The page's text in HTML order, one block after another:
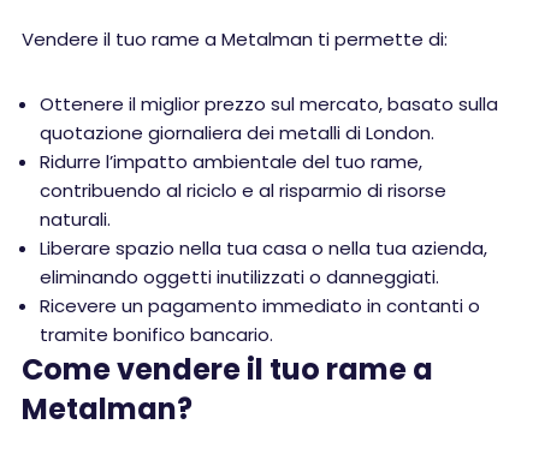
Vendere il tuo rame a Metalman ti permette di:
Ottenere il miglior prezzo sul mercato, basato sulla
quotazione giornaliera dei metalli di London.
Ridurre l’impatto ambientale del tuo rame,
contribuendo al riciclo e al risparmio di risorse
naturali.
Liberare spazio nella tua casa o nella tua azienda,
eliminando oggetti inutilizzati o danneggiati.
Ricevere un pagamento immediato in contanti o
tramite bonifico bancario.
Come vendere il tuo rame a
Metalman?